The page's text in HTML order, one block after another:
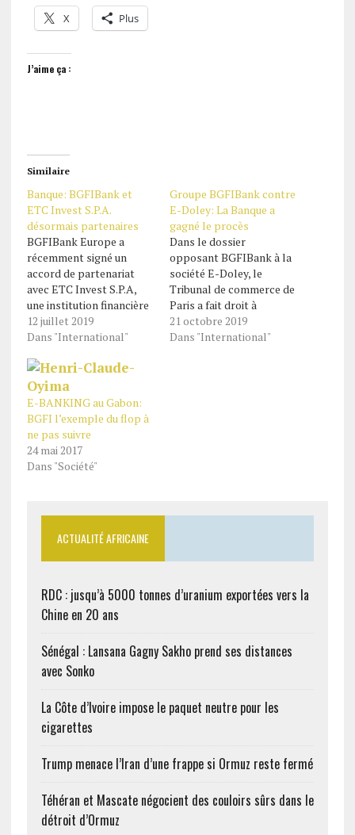
X Plus
J’aime ça :
Similaire
Banque: BGFIBank et
ETC Invest S.P.A.
désormais partenaires
BGFIBank Europe a
récemment signé un
accord de partenariat
avec ETC Invest S.P.A,
une institution financière
italienne à participation
publique spécialisée dans
d’Investment Banking,
Correspondent Banking,
Trade/Project Finance et
Bonds, croit savoir
Gabonactu.com qui cite
un communiqué du
groupe bancaire. Cet
12 juillet 2019
Dans "International"
Groupe BGFIBank contre
E-Doley: La Banque a
gagné le procès
Dans le dossier
opposant BGFIBank à la
société E-Doley, le
Tribunal de commerce de
Paris a fait droit à
l'ensemble des demandes
de la banque par un
21 octobre 2019
Dans "International"
E-BANKING au Gabon:
BGFI l’exemple du flop à
ne pas suivre
24 mai 2017
Dans "Société"
ACTUALITÉ AFRICAINE
RDC : jusqu’à 5000 tonnes d’uranium exportées vers la
Chine en 20 ans
Sénégal : Lansana Gagny Sakho prend ses distances
avec Sonko
La Côte d’Ivoire impose le paquet neutre pour les
cigarettes
Trump menace l’Iran d’une frappe si Ormuz reste fermé
Téhéran et Mascate négocient des couloirs sûrs dans le
détroit d’Ormuz